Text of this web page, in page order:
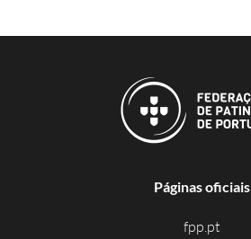
Páginas oficiais
fpp.pt